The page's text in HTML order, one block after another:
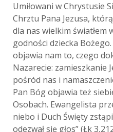
Umiłowani w Chrystusie
Chrztu Pana Jezusa,
dla nas wielkim światłem
godności dziecka
objawia nam to, czego
Nazarecie: zamieszkanie
pośród nas i
Pan Bóg objawia też
Osobach. Ewangelista
niebo i Duch Święty
odezwał się głos” (Łk